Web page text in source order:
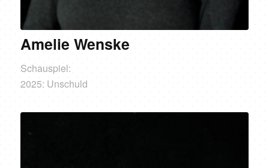
Amelie Wenske
Schauspiel:
2025: Unschuld